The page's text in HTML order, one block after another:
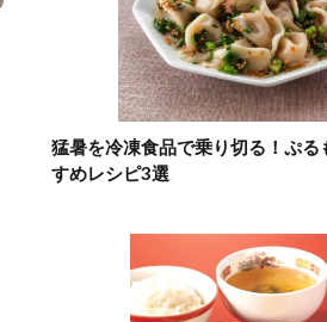
猛暑を冷凍食品で乗り切る！ぷる
すめレシピ3選